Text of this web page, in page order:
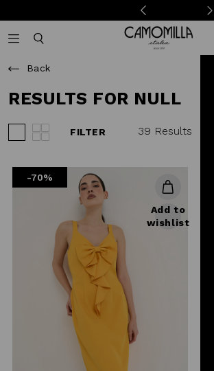
Camomilla Italia®
Back
RESULTS FOR NULL
FILTER 39 Results
-70%
Add to
wishlist